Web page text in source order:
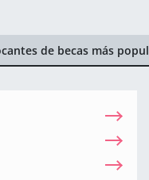
de becas más